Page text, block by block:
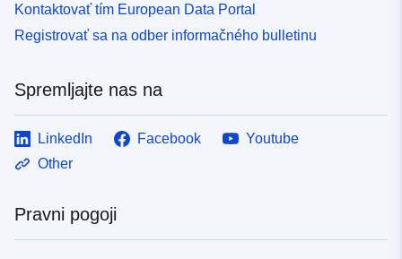
Kontaktovať tím European Data Portal
Registrovať sa na odber informačného bulletinu
Spremljajte nas na
LinkedIn Facebook
Youtube
Other
Pravni pogoji